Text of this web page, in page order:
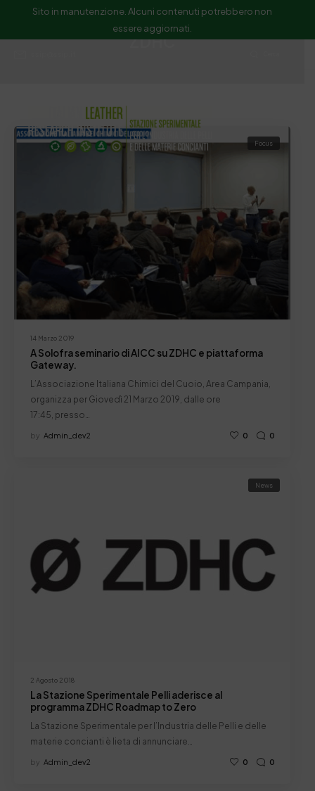
Sito in manutenzione. Alcuni contenuti potrebbero non
essere aggiornati.
ZDHC
14 Marzo 2019
Focus
A Solofra seminario di AICC su ZDHC e piattaforma
Gateway.
L’Associazione Italiana Chimici del Cuoio, Area Campania,
organizza per Giovedì 21 Marzo 2019, dalle ore
17:45, presso…
by Admin_dev2 0 0
2 Agosto 2018
News
La Stazione Sperimentale Pelli aderisce al
programma ZDHC Roadmap to Zero
La Stazione Sperimentale per l’Industria delle Pelli e delle
materie concianti è lieta di annunciare…
by Admin_dev2 0 0